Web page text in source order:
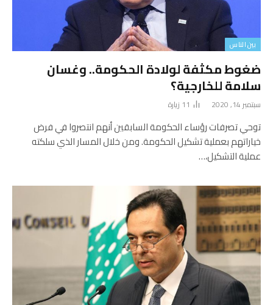
بين الناس
ضغوط مكثفة لولادة الحكومة.. وغسان
سلامة للخارجية؟
سبتمبر 14, 2020 11 زيارة
توحي تصرفات رؤساء الحكومة السابقين أنهم انتصروا في فرض
خياراتهم بعملية تشكيل الحكومة. ومن خلال المسار الذي سلكته
عملية التشكيل،…